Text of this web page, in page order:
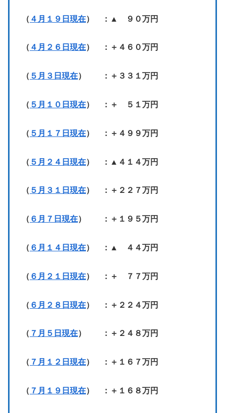
（ ４月１９日現在） ：▲ ９０万円
（ ４月２６日現在） ：＋４６０万円
（ ５月３日現在） ：＋３３１万円
（ ５月１０日現在） ：＋ ５１万円
（ ５月１７日現在） ：＋４９９万円
（ ５月２４日現在） ：▲４１４万円
（ ５月３１日現在） ：＋２２７万円
（ ６月７日現在） ：＋１９５万円
（ ６月１４日現在） ：▲ ４４万円
（ ６月２１日現在） ：＋ ７７万円
（ ６月２８日現在） ：＋２２４万円
（ ７月５日現在） ：＋２４８万円
（ ７月１２日現在） ：＋１６７万円
（ ７月１９日現在） ：＋１６８万円